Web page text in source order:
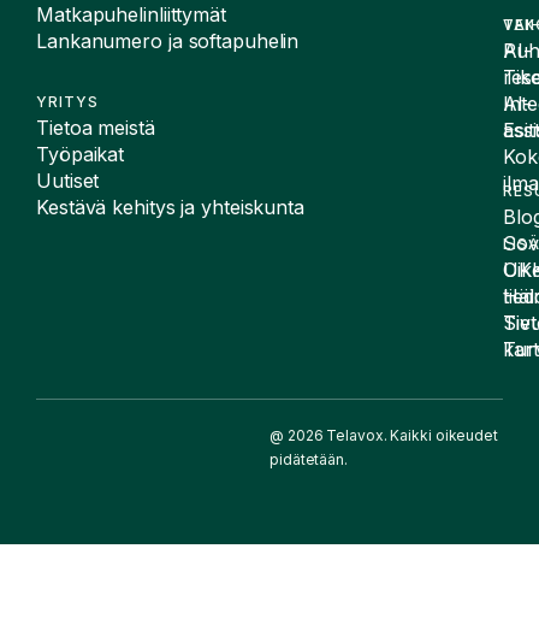
Matkapuhelinliittymät
Lankanumero ja softapuhelin
YRITYS
Tietoa meistä
Työpaikat
Uutiset
Kestävä kehitys ja yhteiskunta
AI-
AI-
@ 2026 Telavox. Kaikki oikeudet
pidätetään.